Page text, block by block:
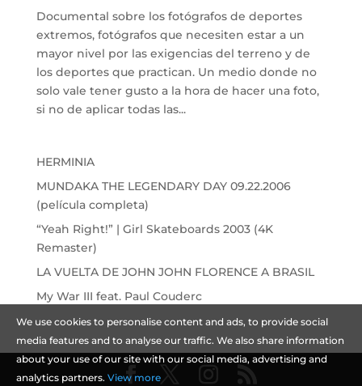
Documental sobre los fotógrafos de deportes
extremos, fotógrafos que necesiten estar a un
mayor nivel por las exigencias del terreno y de
los deportes que practican. Un medio donde no
solo vale tener gusto a la hora de hacer una foto,
si no de aplicar todas las...
HERMINIA
MUNDAKA THE LEGENDARY DAY 09.22.2006
(película completa)
“Yeah Right!” | Girl Skateboards 2003 (4K
Remaster)
LA VUELTA DE JOHN JOHN FLORENCE A BRASIL
My War III feat. Paul Couderc
We use cookies to personalise content and ads, to provide social
media features and to analyse our traffic. We also share information
about your use of our site with our social media, advertising and
analytics partners. View more